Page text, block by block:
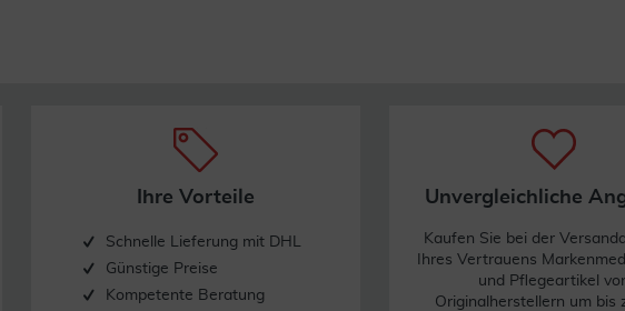
bis auf Ihre Augenbraue. Die Spitze des Einzeldosisbehältnisses sollte sich jetzt
und drücken Sie das Einzeldosisbehältnis vorsichtig mit Daumen, Zeigefinger sowie
aus dem Minim Eyot® und werfen Sie sie weg.
Ihre Vorteile
Schnelle Lieferung mit DHL
Günstige Preise
Kompetente Beratung
Unvergleichliche
Kaufen Sie bei der
Ihres Vertrauens
und Pflegeartikel
Originalherstellern um bis